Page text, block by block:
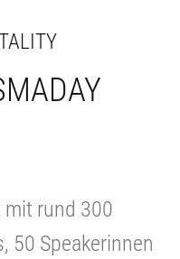
mit rund 300
50 Speakerinnen